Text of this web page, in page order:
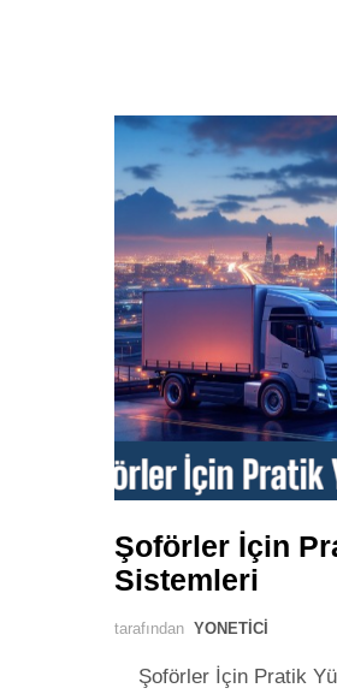
Şoförler İçin
Sistemleri
tarafından YONETICI
Şoförler İçin Pratik